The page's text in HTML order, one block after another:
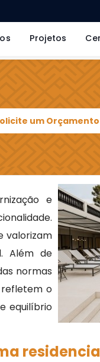
Projetos
um Orçamento
e
valorizam
Além de
normas
refletem o
equilíbrio